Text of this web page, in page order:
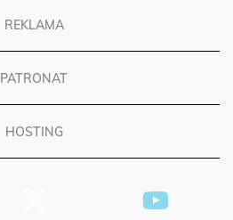
REKLAMA
PATRONAT
HOSTING